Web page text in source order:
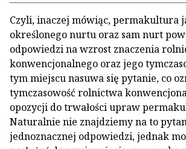
Czyli, inaczej mówiąc, permakultura
określonego nurtu oraz sam nurt
odpowiedzi na wzrost znaczenia
konwencjonalnego oraz jego
tym miejscu nasuwa się pytanie, co
tymczasowość rolnictwa
opozycji do trwałości upraw
Naturalnie nie znajdziemy na to
jednoznacznej odpowiedzi, jednak